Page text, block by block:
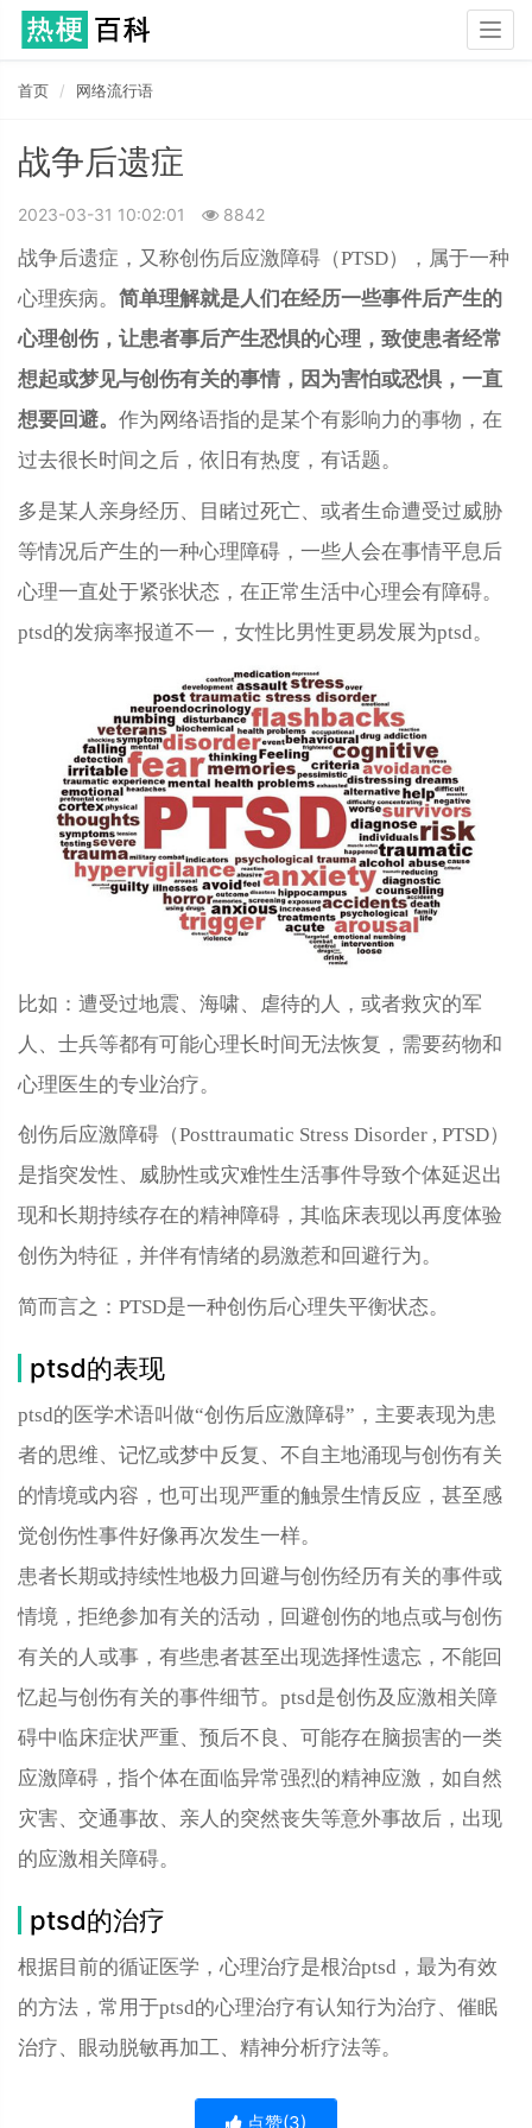
首页 网络流行语
战争后遗症
2023-03-31 10:02:01 8842
战争后遗症，又称创伤后应激障碍（PTSD），属于一种
心理疾病。 简单理解就是人们在经历一些事件后产生的
心理创伤，让患者事后产生恐惧的心理，致使患者经常
想起或梦见与创伤有关的事情，因为害怕或恐惧，一直
想要回避。 作为网络语指的是某个有影响力的事物，在
过去很长时间之后，依旧有热度，有话题。
多是某人亲身经历、目睹过死亡、或者生命遭受过威胁
等情况后产生的一种心理障碍，一些人会在事情平息后
心理一直处于紧张状态，在正常生活中心理会有障碍。
ptsd的发病率报道不一，女性比男性更易发展为ptsd。
比如：遭受过地震、海啸、虐待的人，或者救灾的军
人、士兵等都有可能心理长时间无法恢复，需要药物和
心理医生的专业治疗。
创伤后应激障碍（Posttraumatic Stress Disorder , PTSD）
是指突发性、威胁性或灾难性生活事件导致个体延迟出
现和长期持续存在的精神障碍，其临床表现以再度体验
创伤为特征，并伴有情绪的易激惹和回避行为。
简而言之：PTSD是一种创伤后心理失平衡状态。
ptsd的表现
ptsd的医学术语叫做“创伤后应激障碍”，主要表现为患
者的思维、记忆或梦中反复、不自主地涌现与创伤有关
的情境或内容，也可出现严重的触景生情反应，甚至感
觉创伤性事件好像再次发生一样。
患者长期或持续性地极力回避与创伤经历有关的事件或
情境，拒绝参加有关的活动，回避创伤的地点或与创伤
有关的人或事，有些患者甚至出现选择性遗忘，不能回
忆起与创伤有关的事件细节。ptsd是创伤及应激相关障
碍中临床症状严重、预后不良、可能存在脑损害的一类
应激障碍，指个体在面临异常强烈的精神应激，如自然
灾害、交通事故、亲人的突然丧失等意外事故后，出现
的应激相关障碍。
ptsd的治疗
根据目前的循证医学，心理治疗是根治ptsd，最为有效
的方法，常用于ptsd的心理治疗有认知行为治疗、催眠
治疗、眼动脱敏再加工、精神分析疗法等。
点赞(3)